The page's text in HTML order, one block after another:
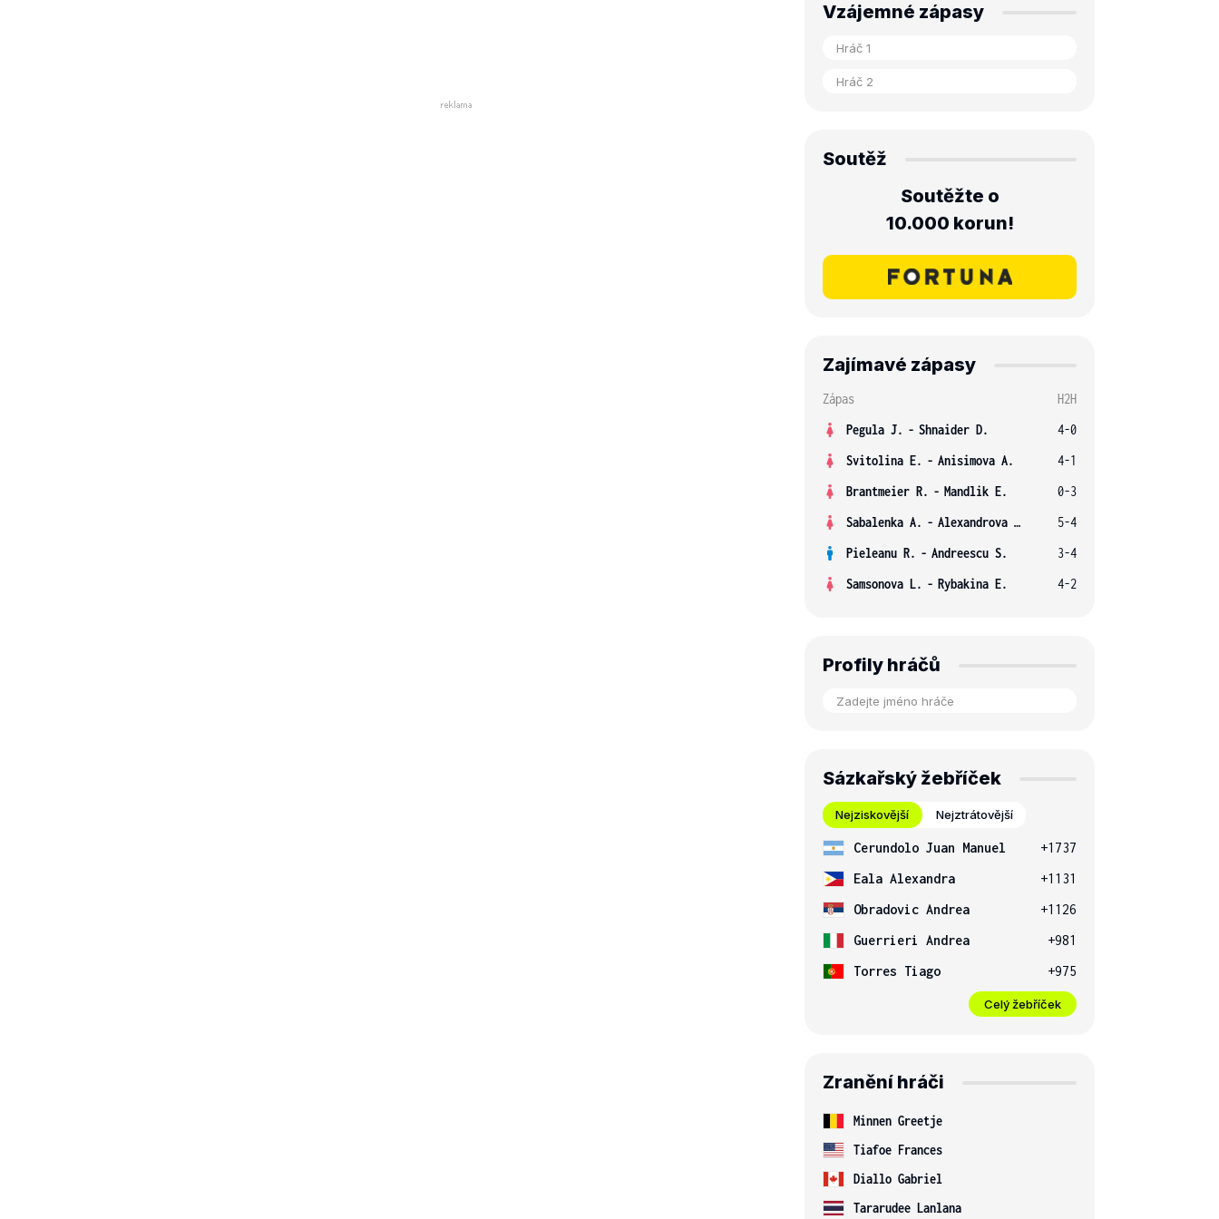
Vzájemné zápasy
Soutěž
Soutěžte o
10.000 korun!
Zajímavé zápasy
Zápas
H2H
Pegula J. - Shnaider D.
4-0
Svitolina E. - Anisimova A.
4-1
Brantmeier R. - Mandlik E.
0-3
Sabalenka A. - Alexandrova E.
5-4
Pieleanu R. - Andreescu S.
3-4
Samsonova L. - Rybakina E. 4-2
Profily hráčů
Sázkařský žebříček
Nejziskovější Nejztrátovější
Cerundolo Juan Manuel
+1737
Eala Alexandra
+1131
Obradovic Andrea
+1126
Guerrieri Andrea
+981
Torres Tiago
+975
Celý žebříček
Zranění hráči
Minnen Greetje
Tiafoe Frances
Diallo Gabriel
Tararudee Lanlana